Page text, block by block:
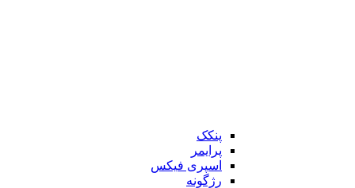
پنکک
پرایمر
اسپری فیکس
رژگونه